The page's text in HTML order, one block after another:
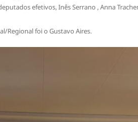
efetivos, Inês Serrano , Anna
Regional foi o Gustavo Aires.